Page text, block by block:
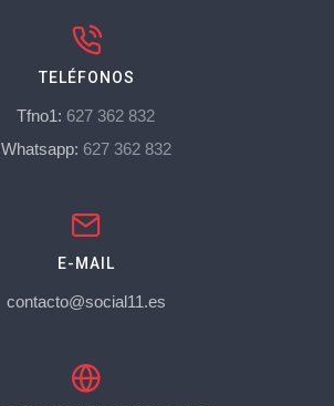
TELÉFONOS
Tfno1: 627 362 832
Whatsapp: 627 362 832
E-MAIL
contacto@social11.es